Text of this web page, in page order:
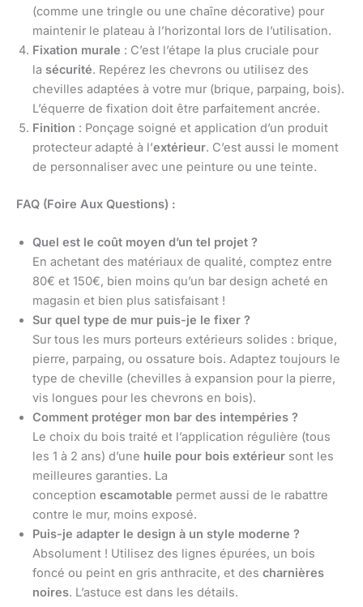
(comme une tringle ou une chaîne décorative) pour
maintenir le plateau à l’horizontal lors de l’utilisation.
Fixation murale : C’est l’étape la plus cruciale pour
la sécurité. Repérez les chevrons ou utilisez des
chevilles adaptées à votre mur (brique, parpaing, bois).
L’équerre de fixation doit être parfaitement ancrée.
Finition : Ponçage soigné et application d’un produit
protecteur adapté à l’extérieur. C’est aussi le moment
de personnaliser avec une peinture ou une teinte.
FAQ (Foire Aux Questions) :
Quel est le coût moyen d’un tel projet ?
En achetant des matériaux de qualité, comptez entre
80€ et 150€, bien moins qu’un bar design acheté en
magasin et bien plus satisfaisant !
Sur quel type de mur puis-je le fixer ?
Sur tous les murs porteurs extérieurs solides : brique,
pierre, parpaing, ou ossature bois. Adaptez toujours le
type de cheville (chevilles à expansion pour la pierre,
vis longues pour les chevrons en bois).
Comment protéger mon bar des intempéries ?
Le choix du bois traité et l’application régulière (tous
les 1 à 2 ans) d’une huile pour bois extérieur sont les
meilleures garanties. La
conception escamotable permet aussi de le rabattre
contre le mur, moins exposé.
Puis-je adapter le design à un style moderne ?
Absolument ! Utilisez des lignes épurées, un bois
foncé ou peint en gris anthracite, et des charnières
noires. L’astuce est dans les détails.